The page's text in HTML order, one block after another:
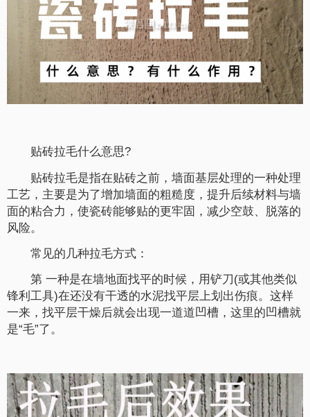
贴砖拉毛什么意思?
贴砖拉毛是指在贴砖之前，墙面基层处理的一种处理
工艺，主要是为了增加墙面的粗糙度，提升后续材料与墙
面的粘合力，使瓷砖能够贴的更牢固，减少空鼓、脱落的
风险。
常见的几种拉毛方式：
第 一种是在墙地面找平的时候，用铲刀(或其他类似
锋利工具)在还没有干透的水泥找平层上划出伤痕。这样
一来，找平层干燥后就会出现一道道凹槽，这里的凹槽就
是“毛”了。